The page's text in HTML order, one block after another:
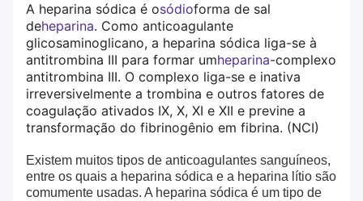
A heparina sódica é osódioforma de sal
deheparina. Como anticoagulante
glicosaminoglicano, a heparina sódica liga-se à
antitrombina III para formar umheparina-complexo
antitrombina III. O complexo liga-se e inativa
irreversivelmente a trombina e outros fatores de
coagulação ativados IX, X, XI e XII e previne a
transformação do fibrinogênio em fibrina. (NCI)
Existem muitos tipos de anticoagulantes sanguíneos,
entre os quais a heparina sódica e a heparina lítio são
comumente usadas. A heparina sódica é um tipo de